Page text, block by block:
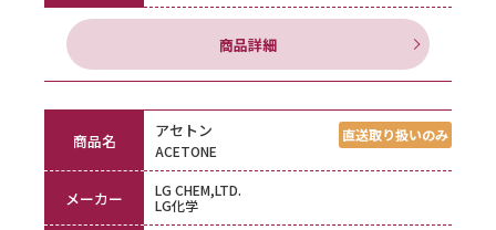
商品詳細
商品名 アセトン
ACETONE
メーカー
LG CHEM,LTD.
LG化学